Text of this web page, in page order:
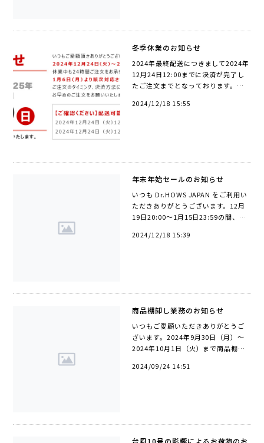
冬季休業のお知らせ
2024年最終配送につきまして2024年
12月24日12:00までに決済が完了し
たご注文までとなっております。休
すが商品の発送、お問い合わせのご
2024/12/18 15:55
年末年始セールのお知らせ
いつも Dr.HOWS JAPAN をご利用い
ただきありがとうございます。12月
19日20:00～1月15日23:59の間、年
謝を込め最大50％OFFクーポンをは
2024/12/18 15:39
商品棚卸し業務のお知らせ
いつもご愛顧いただきありがとうご
ざいます。2024年9月30日（月）～
2024年10月1日（火）まで商品棚卸
ご注文をお承り致しますが商品の発
2024/09/24 14:51